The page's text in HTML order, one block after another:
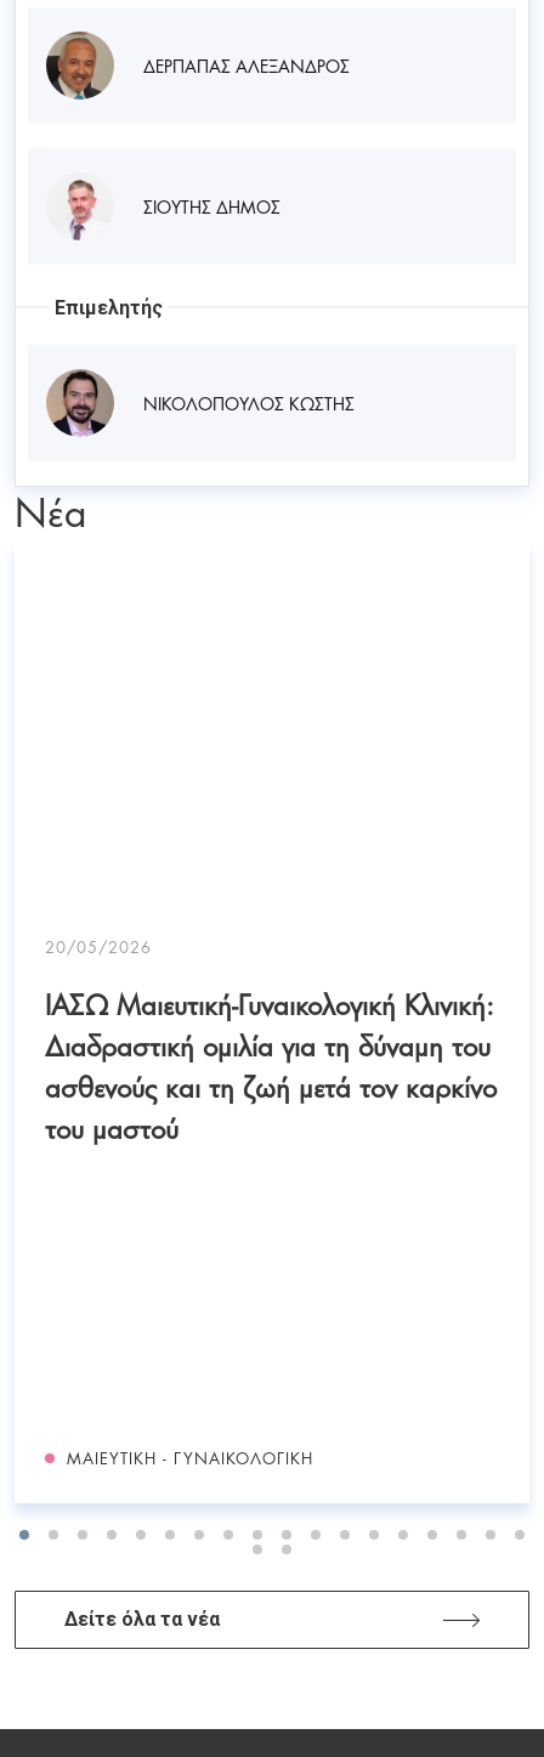
ΔΕΡΠΑΠΑΣ ΑΛΕΞΑΝΔΡΟΣ
ΣΙΟΥΤΗΣ ΔΗΜΟΣ
Επιμελητής
ΝΙΚΟΛΟΠΟΥΛΟΣ ΚΩΣΤΗΣ
Νέα
20/05/2026
ΙΑΣΩ Μαιευτική-Γυναικολογική Κλινική:
Διαδραστική ομιλία για τη δύναμη του
ασθενούς και τη ζωή μετά τον καρκίνο
του μαστού
ΜΑΙΕΥΤΙΚΉ - ΓΥΝΑΙΚΟΛΟΓΙΚΉ
Δείτε όλα τα νέα